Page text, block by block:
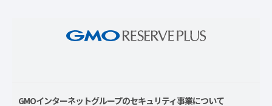
GMOインターネットグループのセキュリティ事業について